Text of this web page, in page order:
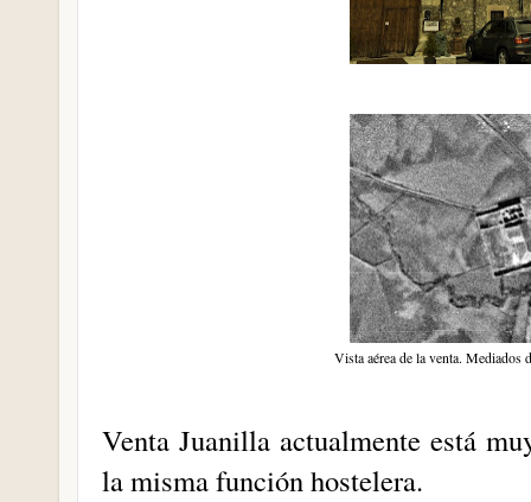
Vista aérea de la venta.
Venta Juanilla actualmente está
la misma función hostelera.